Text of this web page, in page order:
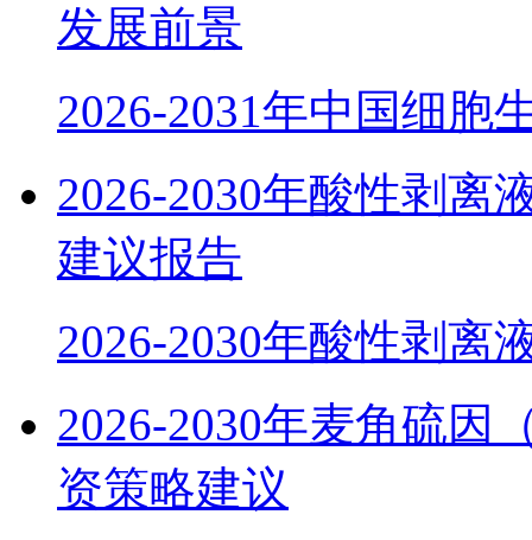
发展前景
2026-2031年中国细胞
2026-2030年酸性剥离
建议报告
2026-2030年酸性剥离
2026-2030年麦角硫因
资策略建议